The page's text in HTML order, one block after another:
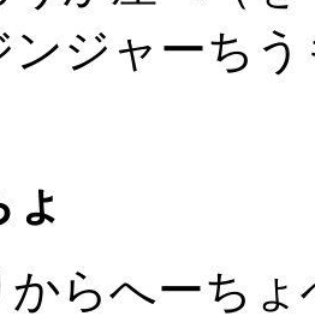
ンジャーち
からへーち